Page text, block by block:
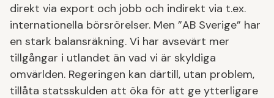
direkt via export och jobb och indirekt via t.ex.
internationella börsrörelser. Men ”AB Sverige” har
en stark balansräkning. Vi har avsevärt mer
tillgångar i utlandet än vad vi är skyldiga
omvärlden. Regeringen kan därtill, utan problem,
tillåta statsskulden att öka för att ge ytterligare